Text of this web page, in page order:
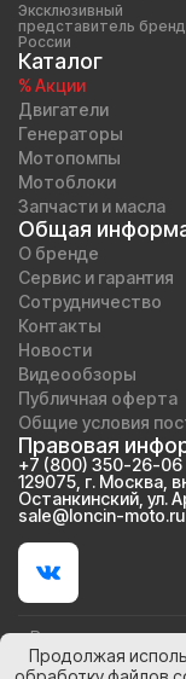
Эксклюзивный
представитель
России
Каталог
% Акции
Двигатели
Генераторы
Мотопомпы
Мотоблоки
Запчасти и масла
Общая
О бренде
Сервис и гарантия
Сотрудничество
Контакты
Новости
Видеообзоры
Публичная оферта
Общие условия
Правовая
+7 (800) 350-26-06
129075, г. Москва,
Останкинский, ул.
sale@loncin-moto.ru
Вы принимаете
данныхи
Продолжая